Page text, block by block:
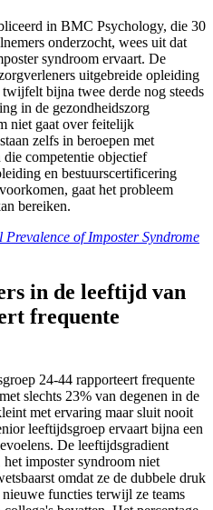
in BMC Psychology, die 30
onderzocht, wees uit dat
syndroom ervaart. De
uitgebreide opleiding
bijna twee derde nog steeds
in de gezondheidszorg
niet gaat over feitelijk
zelfs in beroepen met
competentie objectief
en bestuurscertificering
gaat het probleem
bereiken.
of Imposter Syndrome
in de leeftijd van
frequente
24-44 rapporteert frequente
slechts 23% van degenen in de
met ervaring maar sluit nooit
leeftijdsgroep ervaart bijna een
De leeftijdsgradient
imposter syndroom niet
omdat ze de dubbele druk
functies terwijl ze teams